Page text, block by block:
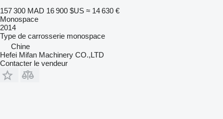
157 300 MAD 16 900 $US ≈ 14 630 €
Monospace
2014
Type de carrosserie monospace
Chine
Hefei Mifan Machinery CO.,LTD
Contacter le vendeur